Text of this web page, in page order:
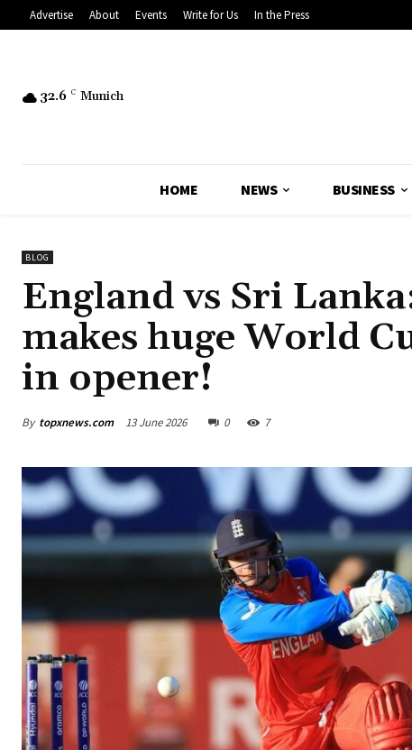
Advertise About Events Write for Us In the Press
32.6 C Munich
HOME NEWS BUSINESS
BLOG
England vs Sri
makes huge World
in opener!
By topxnews.com 13 June 2026 0 7